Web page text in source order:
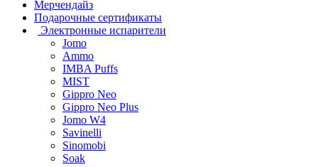
Мерчендайз
Подарочные сертификаты
Электронные испарители
Jomo
Ammo
IMBA Puffs
MIST
Gippro Neo
Gippro Neo Plus
Jomo W4
Savinelli
Sinomobi
Soak